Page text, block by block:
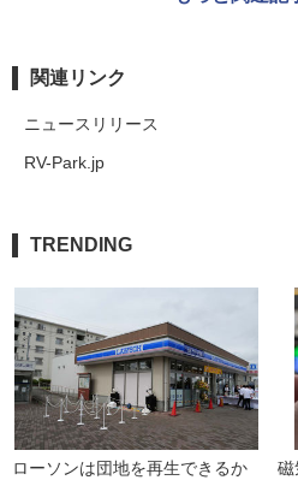
関連リンク
ニュースリリース
RV-Park.jp
TRENDING
ローソンは団地を再生できるか
磁